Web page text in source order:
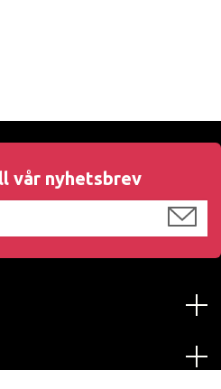
vår nyhetsbrev